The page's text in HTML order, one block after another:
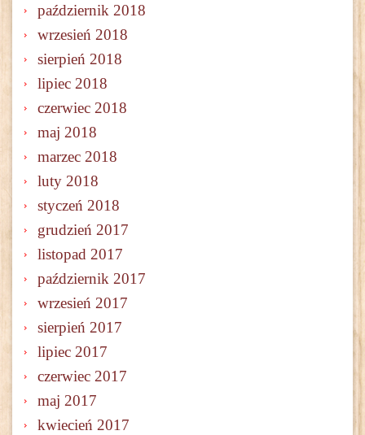
październik 2018
wrzesień 2018
sierpień 2018
lipiec 2018
czerwiec 2018
maj 2018
marzec 2018
luty 2018
styczeń 2018
grudzień 2017
listopad 2017
październik 2017
wrzesień 2017
sierpień 2017
lipiec 2017
czerwiec 2017
maj 2017
kwiecień 2017